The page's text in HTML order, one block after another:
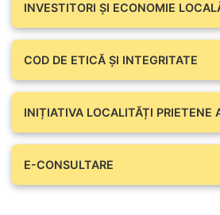
INVESTITORI ȘI ECONOMIE
COD DE ETICĂ ȘI INTEGRITATE
INIȚIATIVA LOCALITĂȚI PRIETENE
E-CONSULTARE